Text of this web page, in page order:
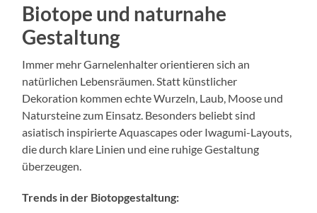
Biotope und naturnahe
Gestaltung
Immer mehr Garnelenhalter orientieren sich an
natürlichen Lebensräumen. Statt künstlicher
Dekoration kommen echte Wurzeln, Laub, Moose und
Natursteine zum Einsatz. Besonders beliebt sind
asiatisch inspirierte Aquascapes oder Iwagumi-Layouts,
die durch klare Linien und eine ruhige Gestaltung
überzeugen.
Trends in der Biotopgestaltung: